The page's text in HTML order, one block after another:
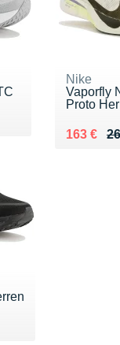
Nike
Vaporfly
Proto
Au lieu
163 €
Vendu
€